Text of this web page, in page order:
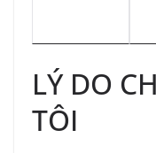
LÝ DO
TÔI